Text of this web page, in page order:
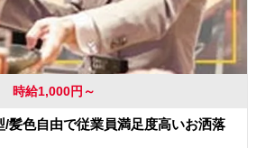
時給1,000円～
/髪色自由で従業員満足度高いお洒落